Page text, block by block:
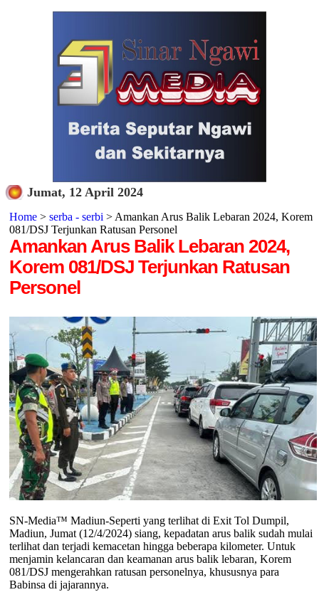
Jumat, 12 April 2024
Home> serba - serbi > Amankan Arus Balik Lebaran 2024, Korem
081/DSJ Terjunkan Ratusan Personel
Amankan Arus Balik Lebaran 2024,
Korem 081/DSJ Terjunkan Ratusan
Personel
SN-Media™ Madiun-Seperti yang terlihat di Exit Tol Dumpil,
Madiun, Jumat (12/4/2024) siang, kepadatan arus balik sudah mulai
terlihat dan terjadi kemacetan hingga beberapa kilometer. Untuk
menjamin kelancaran dan keamanan arus balik lebaran, Korem
081/DSJ mengerahkan ratusan personelnya, khususnya para
Babinsa di jajarannya.